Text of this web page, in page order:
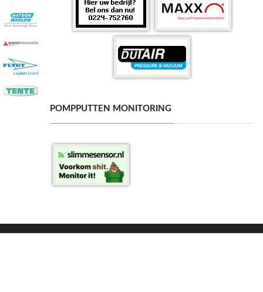
POMPPUTTEN MONITORING